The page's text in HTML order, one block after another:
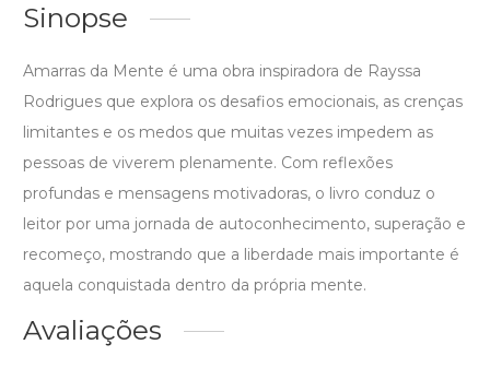
Sinopse
Amarras da Mente é uma obra inspiradora de Rayssa
Rodrigues que explora os desafios emocionais, as crenças
limitantes e os medos que muitas vezes impedem as
pessoas de viverem plenamente. Com reflexões
profundas e mensagens motivadoras, o livro conduz o
leitor por uma jornada de autoconhecimento, superação e
recomeço, mostrando que a liberdade mais importante é
aquela conquistada dentro da própria mente.
Avaliações